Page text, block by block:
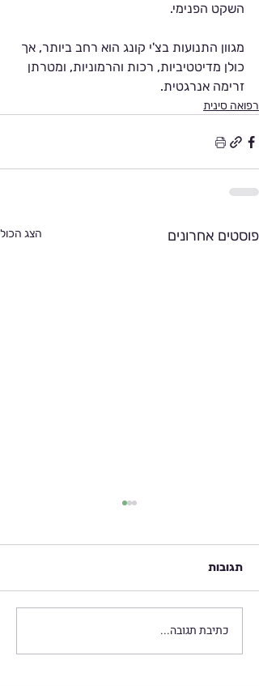
השקט הפנימי.
מגוון התנועות בצ'י קונג הוא רחב ביותר, אך
כולן מדיטטיביות, רכות והרמוניות, ומטרתן
זרימה אנרגטית.
רפואה סינית
פוסטים אחרונים הצג הכול
חיזוק הכליות - נושא
משמעותי בתירגול צ'י קונג
תגובות
כתיבת תגובה...